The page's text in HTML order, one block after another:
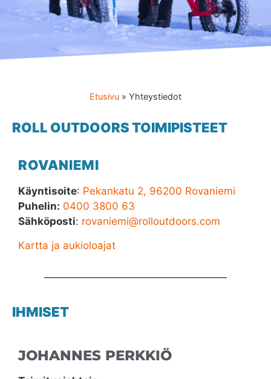
Etusivu » Yhteystiedot
ROLL OUTDOORS TOIMIPISTEET
ROVANIEMI
Käyntisoite: Pekankatu 2, 96200 Rovaniemi
Puhelin: 0400 3800 63
Sähköposti: rovaniemi@rolloutdoors.com
Kartta ja aukioloajat
IHMISET
JOHANNES PERKKIÖ